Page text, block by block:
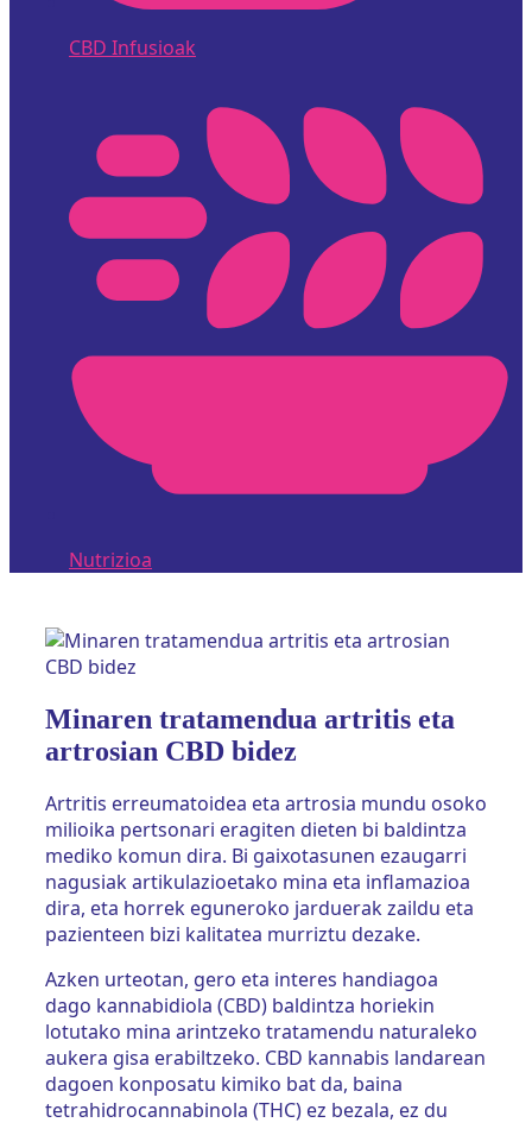
CBD Infusioak
Nutrizioa
Minaren tratamendua artritis eta
artrosian CBD bidez
Artritis erreumatoidea eta artrosia mundu osoko
milioika pertsonari eragiten dieten bi baldintza
mediko komun dira. Bi gaixotasunen ezaugarri
nagusiak artikulazioetako mina eta inflamazioa
dira, eta horrek eguneroko jarduerak zaildu eta
pazienteen bizi kalitatea murriztu dezake.
Azken urteotan, gero eta interes handiagoa
dago kannabidiola (CBD) baldintza horiekin
lotutako mina arintzeko tratamendu naturaleko
aukera gisa erabiltzeko. CBD kannabis landarean
dagoen konposatu kimiko bat da, baina
tetrahidrocannabinola (THC) ez bezala, ez du